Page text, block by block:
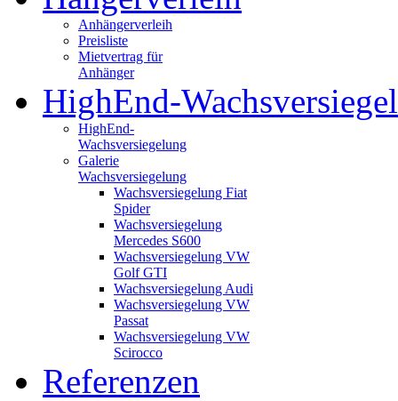
Anhängerverleih
Preisliste
Mietvertrag für
Anhänger
HighEnd-
HighEnd-
Wachsversiegelung
Galerie
Wachsversiegelung
Wachsversiegelung Fiat
Spider
Wachsversiegelung
Mercedes S600
Wachsversiegelung VW
Golf GTI
Wachsversiegelung Audi
Wachsversiegelung VW
Passat
Wachsversiegelung VW
Scirocco
Referenzen